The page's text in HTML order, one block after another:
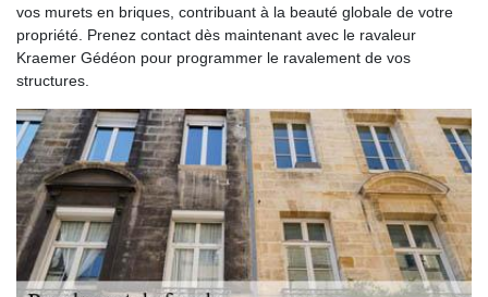
vos murets en briques, contribuant à la beauté globale de votre
propriété. Prenez contact dès maintenant avec le ravaleur
Kraemer Gédéon pour programmer le ravalement de vos
structures.